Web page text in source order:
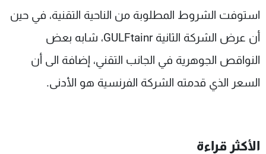
استوفت الشروط المطلوبة من الناحية التقنية، في حين
أن عرض الشركة الثانية GULFtainr، شابه بعض
النواقص الجوهرية في الجانب التقني، إضافة الى أن
السعر الذي قدمته الشركة الفرنسية هو الأدنى.
الأكثر قراءة